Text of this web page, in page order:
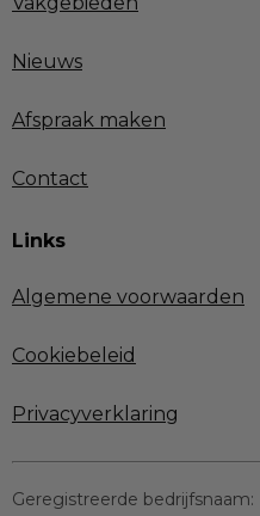
Nieuws
Afspraak maken
Contact
Links
Algemene voorwaarden
Cookiebeleid
Privacyverklaring
Geregistreerde bedrijfsnaam: